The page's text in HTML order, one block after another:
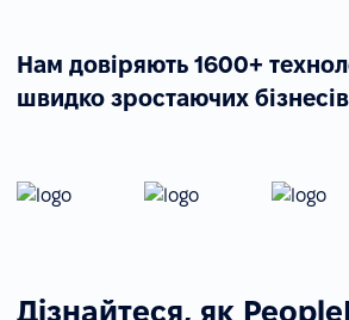
Нам довіряють 1600+
швидко зростаючих бізнесів
Дізнайтеся, як